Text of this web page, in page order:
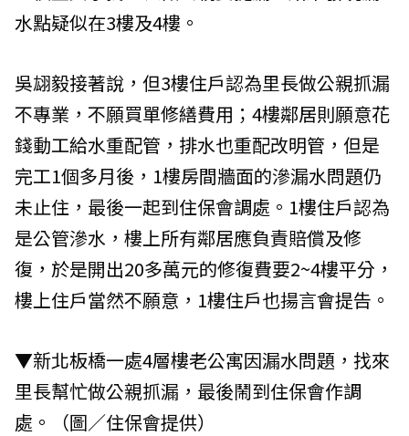
水點疑似在3樓及4樓。
吳翃毅接著說，但3樓住戶認為里長做公親抓漏
不專業，不願買單修繕費用；4樓鄰居則願意花
錢動工給水重配管，排水也重配改明管，但是
完工1個多月後，1樓房間牆面的滲漏水問題仍
未止住，最後一起到住保會調處。1樓住戶認為
是公管滲水，樓上所有鄰居應負責賠償及修
復，於是開出20多萬元的修復費要2~4樓平分，
樓上住戶當然不願意，1樓住戶也揚言會提告。
▼新北板橋一處4層樓老公寓因漏水問題，找來
里長幫忙做公親抓漏，最後鬧到住保會作調
處。（圖／住保會提供）